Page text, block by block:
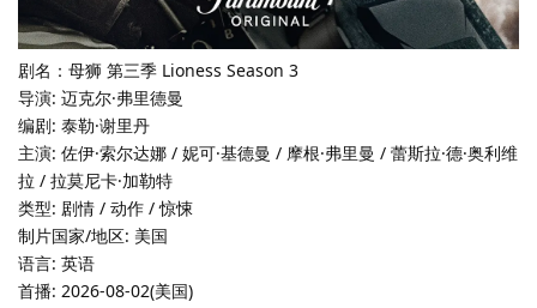
剧名：母狮 第三季 Lioness Season 3
导演: 迈克尔·弗里德曼
编剧: 泰勒·谢里丹
主演: 佐伊·索尔达娜 / 妮可·基德曼 / 摩根·弗里曼 / 蕾斯拉·德·奥利维
拉 / 拉莫尼卡·加勒特
类型: 剧情 / 动作 / 惊悚
制片国家/地区: 美国
语言: 英语
首播: 2026-08-02(美国)